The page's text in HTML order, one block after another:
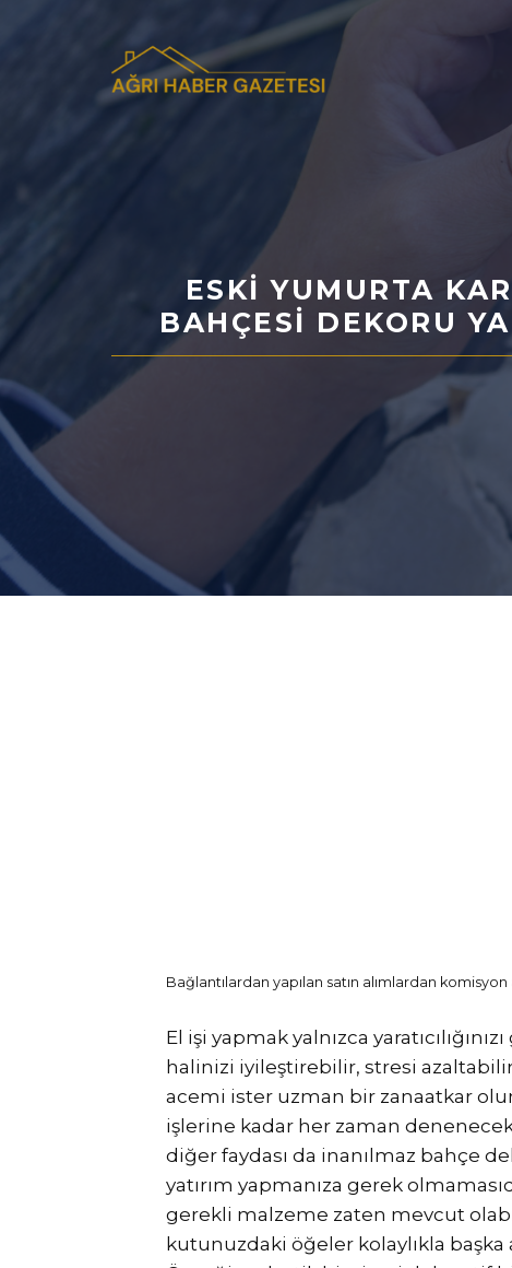
ESKI YUMURTA
BAHÇESI DEKORU
Bağlantılardan yapılan satın alımlardan komisyon
El işi yapmak yalnızca
halinizi iyileştirebilir, stresi
acemi ister uzman bir zanaatkar
işlerine kadar her zaman
diğer faydası da inanılmaz bahçe
yatırım yapmanıza gerek
gerekli malzeme zaten mevcut
kutunuzdaki öğeler kolaylıkla